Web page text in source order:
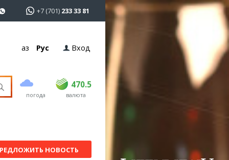
+7 (701) 233 33 81
Қаз Рус Вход
погода
470.5
продажа
USD 469 470.5
EUR валюта
НОВОСТЬ